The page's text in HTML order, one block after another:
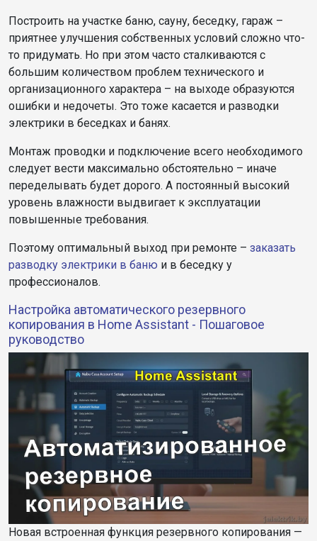
Построить на участке баню, сауну, беседку, гараж –
приятнее улучшения собственных условий сложно что-
то придумать. Но при этом часто сталкиваются с
большим количеством проблем технического и
организационного характера – на выходе образуются
ошибки и недочеты. Это тоже касается и разводки
электрики в беседках и банях.
Монтаж проводки и подключение всего необходимого
следует вести максимально обстоятельно – иначе
переделывать будет дорого. А постоянный высокий
уровень влажности выдвигает к эксплуатации
повышенные требования.
Поэтому оптимальный выход при ремонте – заказать
разводку электрики в баню и в беседку у
профессионалов.
Настройка автоматического резервного
копирования в Home Assistant - Пошаговое
руководство
Новая встроенная функция резервного копирования —